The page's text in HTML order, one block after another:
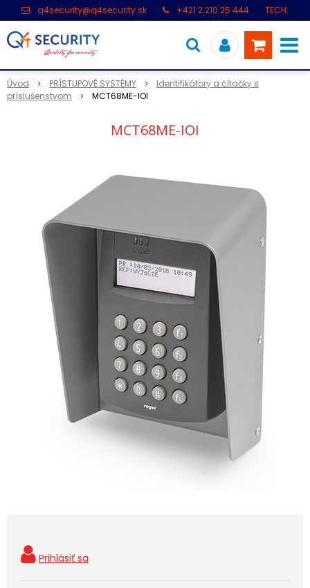
q4security@q4security.sk +421 2 210 25 444
TECH.
Úvod PRÍSTUPOVÉ SYSTÉMY
Identifikátory a čítačky s
príslušenstvom
MCT68ME-IOI
MCT68ME-IOI